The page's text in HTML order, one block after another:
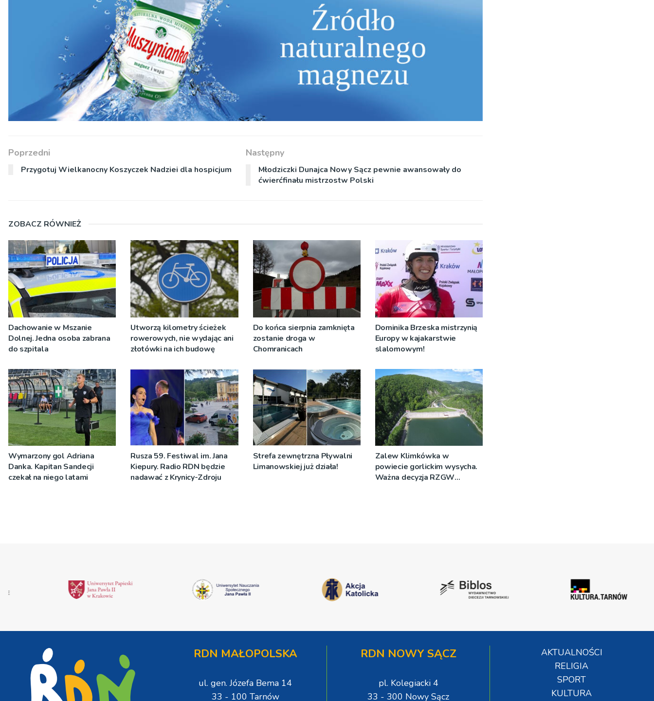
Poprzedni
Przygotuj Wielkanocny Koszyczek Nadziei dla hospicjum
Następny
Młodziczki Dunajca Nowy Sącz pewnie awansowały do
ćwierćfinału mistrzostw Polski
ZOBACZ RÓWNIEŻ
Dachowanie w Mszanie
Dolnej. Jedna osoba zabrana
do szpitala
Utworzą kilometry ścieżek
rowerowych, nie wydając ani
złotówki na ich budowę
Do końca sierpnia zamknięta
zostanie droga w
Chomranicach
Dominika Brzeska mistrzynią
Europy w kajakarstwie
slalomowym!
Wymarzony gol Adriana
Danka. Kapitan Sandecji
czekał na niego latami
Rusza 59. Festiwal im. Jana
Kiepury. Radio RDN będzie
nadawać z Krynicy-Zdroju
Strefa zewnętrzna Pływalni
Limanowskiej już działa!
Zalew Klimkówka w
powiecie gorlickim wysycha.
Ważna decyzja RZGW
RDN MAŁOPOLSKA
ul. gen. Józefa Bema 14
33 - 100 Tarnów
RDN NOWY SĄCZ
pl. Kolegiacki 4
33 - 300 Nowy Sącz
AKTUALNOŚCI
RELIGIA
SPORT
KULTURA